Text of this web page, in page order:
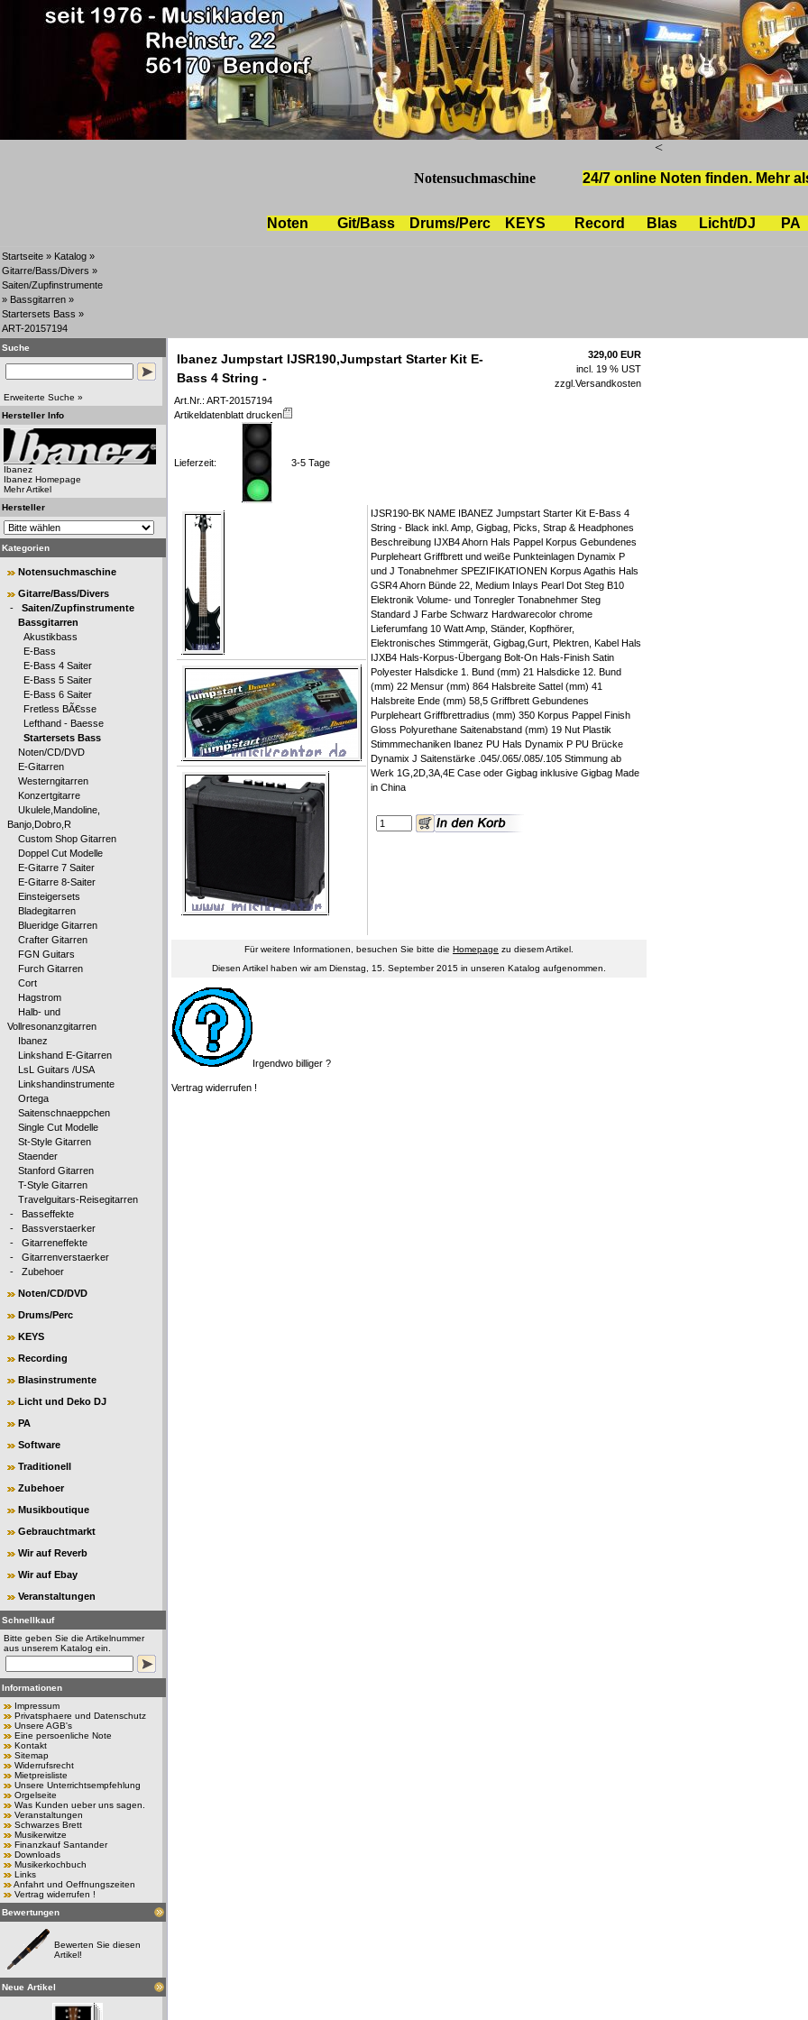
<
Notensuchmaschine
24/7 online Noten finden. Mehr
Noten Git/Bass Drums/Perc KEYS Record Blas Licht/DJ PA
Startseite » Katalog »
Gitarre/Bass/Divers »
Saiten/Zupfinstrumente
» Bassgitarren »
Startersets Bass »
ART-20157194
Suche
Erweiterte Suche »
Hersteller Info
Ibanez
Ibanez Homepage
Mehr Artikel
Hersteller
Kategorien
Notensuchmaschine
Gitarre/Bass/Divers
- Saiten/Zupfinstrumente
Bassgitarren
Akustikbass
E-Bass
E-Bass 4 Saiter
E-Bass 5 Saiter
E-Bass 6 Saiter
Fretless BÃ€sse
Lefthand - Baesse
Startersets Bass
Noten/CD/DVD
E-Gitarren
Westerngitarren
Konzertgitarre
Ukulele,Mandoline,
Banjo,Dobro,R
Custom Shop Gitarren
Doppel Cut Modelle
E-Gitarre 7 Saiter
E-Gitarre 8-Saiter
Einsteigersets
Bladegitarren
Blueridge Gitarren
Crafter Gitarren
FGN Guitars
Furch Gitarren
Cort
Hagstrom
Halb- und
Vollresonanzgitarren
Ibanez
Linkshand E-Gitarren
LsL Guitars /USA
Linkshandinstrumente
Ortega
Saitenschnaeppchen
Single Cut Modelle
St-Style Gitarren
Staender
Stanford Gitarren
T-Style Gitarren
Travelguitars-Reisegitarren
- Basseffekte
- Bassverstaerker
- Gitarreneffekte
- Gitarrenverstaerker
- Zubehoer
Noten/CD/DVD
Drums/Perc
KEYS
Recording
Blasinstrumente
Licht und Deko DJ
PA
Software
Traditionell
Zubehoer
Musikboutique
Gebrauchtmarkt
Wir auf Reverb
Wir auf Ebay
Veranstaltungen
Schnellkauf
Bitte geben Sie die Artikelnummer
aus unserem Katalog ein.
Informationen
Impressum
Privatsphaere und Datenschutz
Unsere AGB's
Eine persoenliche Note
Kontakt
Sitemap
Widerrufsrecht
Mietpreisliste
Unsere Unterrichtsempfehlung
Orgelseite
Was Kunden ueber uns sagen.
Veranstaltungen
Schwarzes Brett
Musikerwitze
Finanzkauf Santander
Downloads
Musikerkochbuch
Links
Anfahrt und Oeffnungszeiten
Vertrag widerrufen !
Bewertungen
Bewerten Sie diesen
Artikel!
Neue Artikel
Ibanez Jumpstart IJSR190,Jumpstart Starter Kit E-
Bass 4 String -
329,00 EUR
incl. 19 % UST
zzgl. Versandkosten
Art.Nr.: ART-20157194
Artikeldatenblatt drucken
Lieferzeit: 3-5 Tage
IJSR190-BK NAME IBANEZ Jumpstart Starter Kit E-Bass 4
String - Black inkl. Amp, Gigbag, Picks, Strap & Headphones
Beschreibung IJXB4 Ahorn Hals Pappel Korpus Gebundenes
Purpleheart Griffbrett und weiße Punkteinlagen Dynamix P
und J Tonabnehmer SPEZIFIKATIONEN Korpus Agathis Hals
GSR4 Ahorn Bünde 22, Medium Inlays Pearl Dot Steg B10
Elektronik Volume- und Tonregler Tonabnehmer Steg
Standard J Farbe Schwarz Hardwarecolor chrome
Lieferumfang 10 Watt Amp, Ständer, Kopfhörer,
Elektronisches Stimmgerät, Gigbag,Gurt, Plektren, Kabel Hals
IJXB4 Hals-Korpus-Übergang Bolt-On Hals-Finish Satin
Polyester Halsdicke 1. Bund (mm) 21 Halsdicke 12. Bund
(mm) 22 Mensur (mm) 864 Halsbreite Sattel (mm) 41
Halsbreite Ende (mm) 58,5 Griffbrett Gebundenes
Purpleheart Griffbrettradius (mm) 350 Korpus Pappel Finish
Gloss Polyurethane Saitenabstand (mm) 19 Nut Plastik
Stimmmechaniken Ibanez PU Hals Dynamix P PU Brücke
Dynamix J Saitenstärke .045/.065/.085/.105 Stimmung ab
Werk 1G,2D,3A,4E Case oder Gigbag inklusive Gigbag Made
in China
Für weitere Informationen, besuchen Sie bitte die Homepage zu diesem Artikel.
Diesen Artikel haben wir am Dienstag, 15. September 2015 in unseren Katalog aufgenommen.
Irgendwo billiger ?
Vertrag widerrufen !